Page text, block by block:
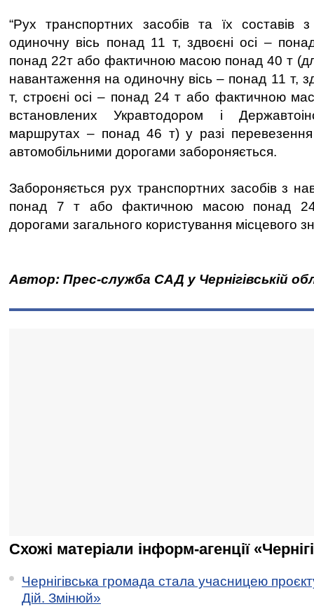
“Рух транспортних засобів та їх составів
одиночну вісь понад 11 т, здвоєні осі –
понад 22т або фактичною масою понад 40 т
навантаження на одиночну вісь – понад 11 т,
т, строєні осі – понад 24 т або фактичною
встановлених Укравтодором і
маршрутах – понад 46 т) у разі перевезення
автомобільними дорогами забороняється.
Забороняється рух транспортних засобів з
понад 7 т або фактичною масою понад 24
дорогами загального користування місцевого
Автор: Прес-служба САД у Чернігівській
Схожі матеріали інформ-агенції
Чернігівська громада стала учасницею
Дій. Змінюй»